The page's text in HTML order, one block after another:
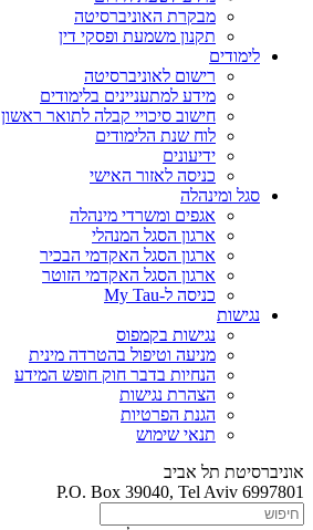
מבקרת האוניברסיטה
תקנון משמעת ופסקי דין
לימודים
רישום לאוניברסיטה
מידע למתעניינים בלימודים
חישוב סיכויי קבלה לתואר ראשון
לוח שנת הלימודים
ידיעונים
כניסה לאזור האישי
סגל ומינהלה
אגפים ומשרדי מינהלה
ארגון הסגל המנהלי
ארגון הסגל האקדמי הבכיר
ארגון הסגל האקדמי הזוטר
כניסה ל-My Tau
נגישות
נגישות בקמפוס
מניעה וטיפול בהטרדה מינית
הנחיות בדבר חוק חופש המידע
הצהרת נגישות
הגנת הפרטיות
תנאי שימוש
אוניברסיטת תל אביב
P.O. Box 39040, Tel Aviv 6997801